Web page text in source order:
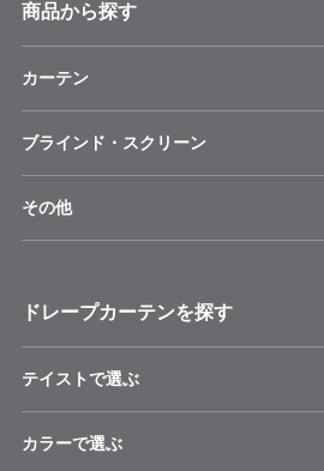
商品から探す
カーテン
ブラインド・スクリーン
その他
ドレープカーテンを探す
テイストで選ぶ
カラーで選ぶ